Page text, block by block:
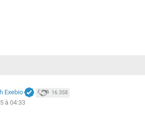
Exebio 16.358
à 04:33